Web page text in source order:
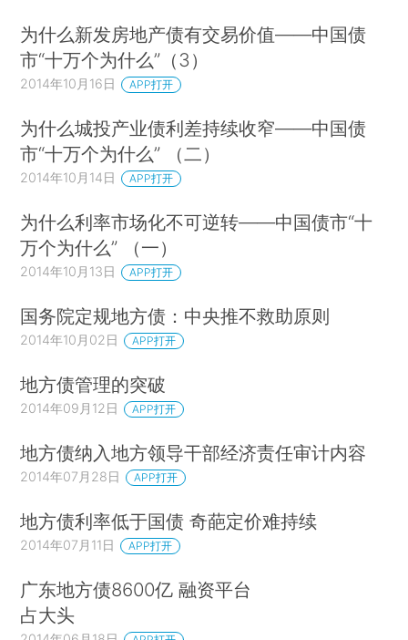
为什么新发房地产债有交易价值——中国债
市“十万个为什么”（3）
2014年10月16日 APP打开
为什么城投产业债利差持续收窄——中国债
市“十万个为什么” （二）
2014年10月14日 APP打开
为什么利率市场化不可逆转——中国债市“十
万个为什么” （一）
2014年10月13日 APP打开
国务院定规地方债：中央推不救助原则
2014年10月02日 APP打开
地方债管理的突破
2014年09月12日 APP打开
地方债纳入地方领导干部经济责任审计内容
2014年07月28日 APP打开
地方债利率低于国债 奇葩定价难持续
2014年07月11日 APP打开
广东地方债8600亿 融资平台
占大头